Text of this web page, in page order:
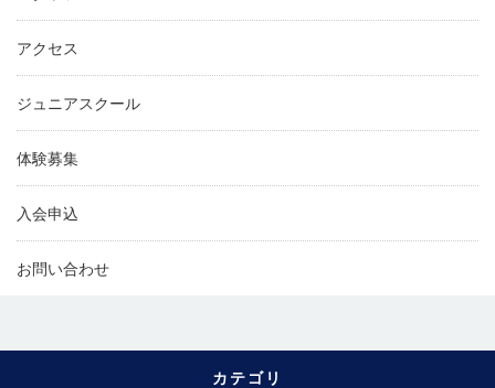
アクセス
ジュニアスクール
体験募集
入会申込
お問い合わせ
カテゴリ